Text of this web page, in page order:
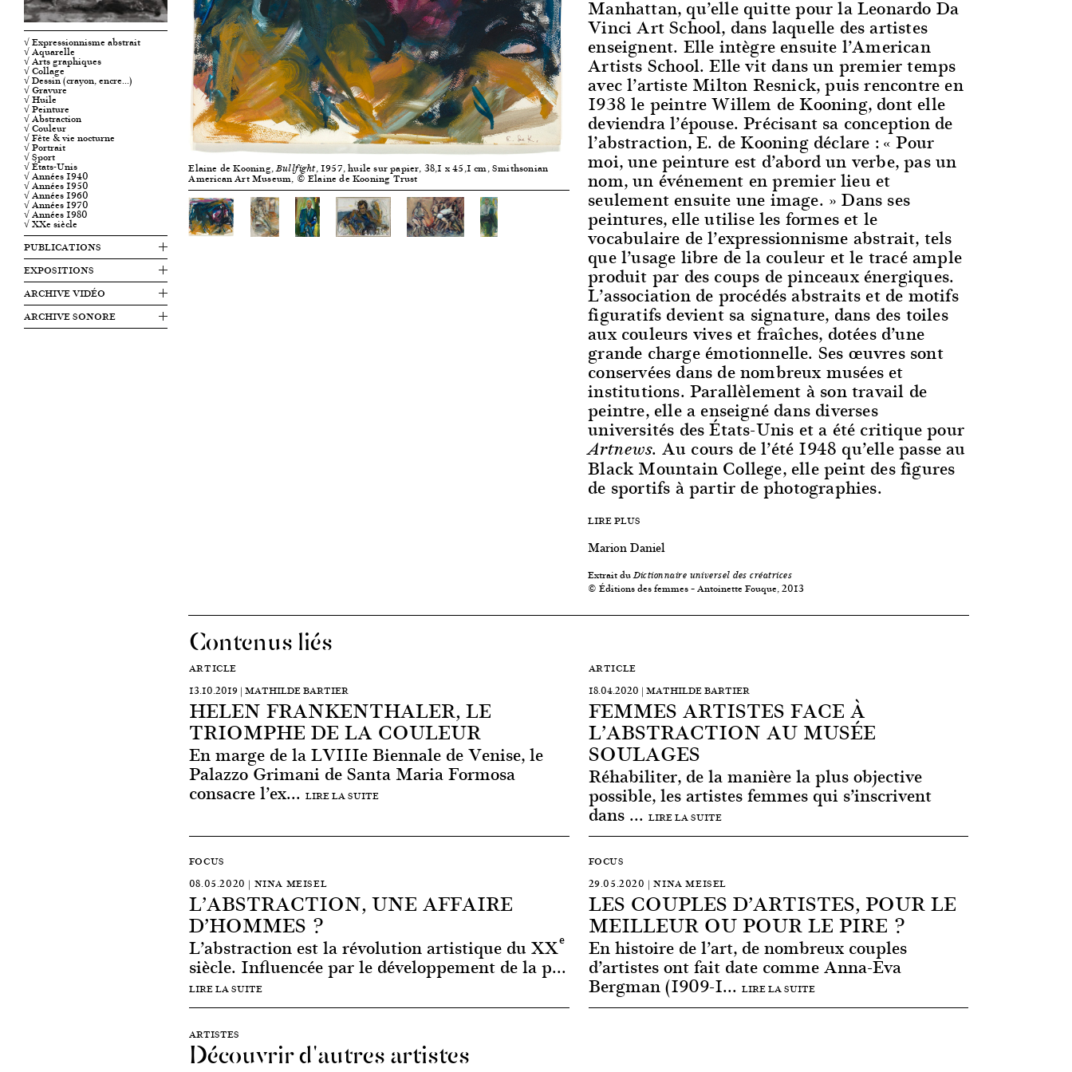
√ Expressionnisme abstrait
√ Aquarelle
√ Arts graphiques
√ Collage
√ Dessin (crayon, encre…)
√ Gravure
√ Huile
√ Peinture
√ Abstraction
√ Couleur
√ Fête & vie nocturne
√ Portrait
√ Sport
√ États-Unis
√ Années 1940
√ Années 1950
√ Années 1960
√ Années 1970
√ Années 1980
√ XXe siècle
PUBLICATIONS
EXPOSITIONS
ARCHIVE VIDÉO
ARCHIVE SONORE
Manhattan, qu’elle quitte pour la Leonardo Da
Vinci Art School, dans laquelle des artistes
enseignent. Elle intègre ensuite l’American
Artists School. Elle vit dans un premier temps
avec l’artiste Milton Resnick, puis rencontre en
1938 le peintre Willem de Kooning, dont elle
deviendra l’épouse. Précisant sa conception de
l’abstraction, E. de Kooning déclare : « Pour
moi, une peinture est d’abord un verbe, pas un
nom, un événement en premier lieu et
seulement ensuite une image. » Dans ses
peintures, elle utilise les formes et le
vocabulaire de l’expressionnisme abstrait, tels
que l’usage libre de la couleur et le tracé ample
produit par des coups de pinceaux énergiques.
L’association de procédés abstraits et de motifs
figuratifs devient sa signature, dans des toiles
aux couleurs vives et fraîches, dotées d’une
grande charge émotionnelle. Ses œuvres sont
conservées dans de nombreux musées et
institutions. Parallèlement à son travail de
peintre, elle a enseigné dans diverses
universités des États-Unis et a été critique pour
Artnews. Au cours de l’été 1948 qu’elle passe au
Black Mountain College, elle peint des figures
de sportifs à partir de photographies.
LIRE PLUS
Marion Daniel
Extrait duDictionnaire universel des créatrices
© Éditions des femmes – Antoinette Fouque, 2013
Elaine de Kooning,Bullfight, 1957, huile sur papier, 38,1 x 45,1 cm, Smithsonian
American Art Museum, © Elaine de Kooning Trust
Contenus liés
ARTICLE
13.10.2019 | MATHILDE BARTIER
HELEN FRANKENTHALER, LE
TRIOMPHE DE LA COULEUR
En marge de la LVIIIe Biennale de Venise, le
Palazzo Grimani de Santa Maria Formosa
consacre l’ex... LIRE LA SUITE
ARTICLE
18.04.2020 | MATHILDE BARTIER
FEMMES ARTISTES FACE À
L’ABSTRACTION AU MUSÉE
SOULAGES
Réhabiliter, de la manière la plus objective
possible, les artistes femmes qui s’inscrivent
dans ... LIRE LA SUITE
FOCUS
08.05.2020 | NINA MEISEL
L’ABSTRACTION, UNE AFFAIRE
D’HOMMES ?
L’abstraction est la révolution artistique du XXe
siècle. Influencée par le développement de la p...
LIRE LA SUITE
FOCUS
29.05.2020 | NINA MEISEL
LES COUPLES D’ARTISTES, POUR LE
MEILLEUR OU POUR LE PIRE ?
En histoire de l’art, de nombreux couples
d’artistes ont fait date comme Anna-Eva
Bergman (1909-1... LIRE LA SUITE
ARTISTES
Découvrir d'autres artistes